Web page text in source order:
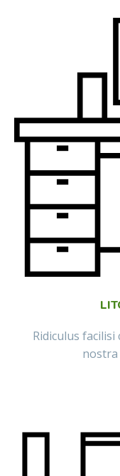
Ridiculus